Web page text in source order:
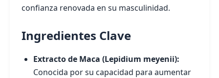
confianza renovada en su masculinidad.
Ingredientes Clave
Extracto de Maca (Lepidium meyenii):
Conocida por su capacidad para aumentar